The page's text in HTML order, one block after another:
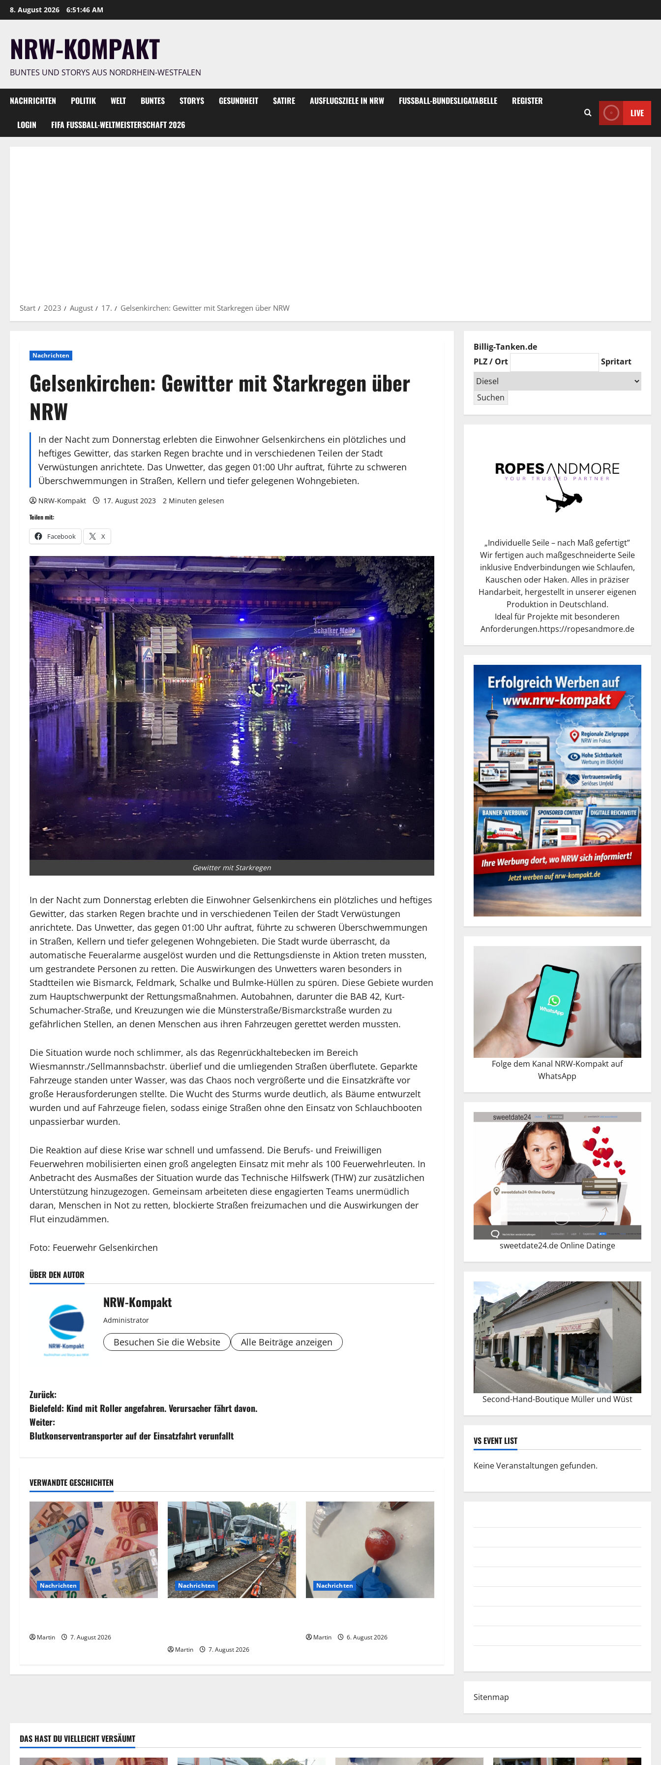
Zum
Inhalt
8. August 2026 6:51:48 AM
NRW-KOMPAKT
BUNTES UND STORYS AUS NORDRHEIN-WESTFALEN
NACHRICHTEN POLITIK WELT BUNTES STORYS GESUNDHEIT SATIRE AUSFLUGSZIELE IN NRW FUSSBALL-BUNDESLIGATABELLE REGISTER
LOGIN FIFA FUSSBALL-WELTMEISTERSCHAFT 2026
LIVE
Start 2023 August 17. Gelsenkirchen: Gewitter mit Starkregen über NRW
Nachrichten
Gelsenkirchen: Gewitter mit Starkregen über
NRW
In der Nacht zum Donnerstag erlebten die Einwohner Gelsenkirchens ein plötzliches und
heftiges Gewitter, das starken Regen brachte und in verschiedenen Teilen der Stadt
Verwüstungen anrichtete. Das Unwetter, das gegen 01:00 Uhr auftrat, führte zu schweren
Überschwemmungen in Straßen, Kellern und tiefer gelegenen Wohngebieten.
NRW-Kompakt 17. August 2023 2 Minuten gelesen
Teilen mit:
Facebook X
Gewitter mit Starkregen
In der Nacht zum Donnerstag erlebten die Einwohner Gelsenkirchens ein plötzliches und heftiges
Gewitter, das starken Regen brachte und in verschiedenen Teilen der Stadt Verwüstungen
anrichtete. Das Unwetter, das gegen 01:00 Uhr auftrat, führte zu schweren Überschwemmungen
in Straßen, Kellern und tiefer gelegenen Wohngebieten. Die Stadt wurde überrascht, da
automatische Feueralarme ausgelöst wurden und die Rettungsdienste in Aktion treten mussten,
um gestrandete Personen zu retten. Die Auswirkungen des Unwetters waren besonders in
Stadtteilen wie Bismarck, Feldmark, Schalke und Bulmke-Hüllen zu spüren. Diese Gebiete wurden
zum Hauptschwerpunkt der Rettungsmaßnahmen. Autobahnen, darunter die BAB 42, Kurt-
Schumacher-Straße, und Kreuzungen wie die Münsterstraße/Bismarckstraße wurden zu
gefährlichen Stellen, an denen Menschen aus ihren Fahrzeugen gerettet werden mussten.
Die Situation wurde noch schlimmer, als das Regenrückhaltebecken im Bereich
Wiesmannstr./Sellmannsbachstr. überlief und die umliegenden Straßen überflutete. Geparkte
Fahrzeuge standen unter Wasser, was das Chaos noch vergrößerte und die Einsatzkräfte vor
große Herausforderungen stellte. Die Wucht des Sturms wurde deutlich, als Bäume entwurzelt
wurden und auf Fahrzeuge fielen, sodass einige Straßen ohne den Einsatz von Schlauchbooten
unpassierbar wurden.
Die Reaktion auf diese Krise war schnell und umfassend. Die Berufs- und Freiwilligen
Feuerwehren mobilisierten einen groß angelegten Einsatz mit mehr als 100 Feuerwehrleuten. In
Anbetracht des Ausmaßes der Situation wurde das Technische Hilfswerk (THW) zur zusätzlichen
Unterstützung hinzugezogen. Gemeinsam arbeiteten diese engagierten Teams unermüdlich
daran, Menschen in Not zu retten, blockierte Straßen freizumachen und die Auswirkungen der
Flut einzudämmen.
Foto: Feuerwehr Gelsenkirchen
ÜBER DEN AUTOR
NRW-Kompakt
Administrator
Besuchen Sie die Website Alle Beiträge anzeigen
B
e
i
r
a
g
s
n
a
v
g
n
Zurück:
Bielefeld: Kind mit Roller angefahren. Verursacher fährt davon.
Weiter:
Blutkonserventransporter auf der Einsatzfahrt verunfallt
VERWANDTE GESCHICHTEN
Nachrichten
Martin 7. August 2026
Nachrichten
Martin 7. August 2026
Nachrichten
Martin 6. August 2026
Billig-Tanken.de
PLZ / Ort
Spritart
Suchen
„Individuelle Seile – nach Maß gefertigt”
Wir fertigen auch maßgeschneiderte Seile
inklusive Endverbindungen wie Schlaufen,
Kauschen oder Haken. Alles in präziser
Handarbeit, hergestellt in unserer eigenen
Produktion in Deutschland.
Ideal für Projekte mit besonderen
Anforderungen.https://ropesandmore.de
Folge dem Kanal NRW-Kompakt auf
WhatsApp
sweetdate24.de Online Datinge
Second-Hand-Boutique Müller und Wüst
VS EVENT LIST
Keine Veranstaltungen gefunden.
Sitenmap
DAS HAST DU VIELLEICHT VERSÄUMT